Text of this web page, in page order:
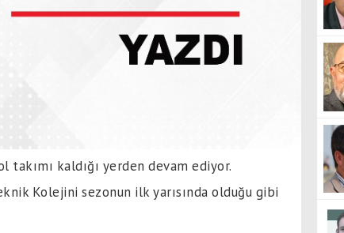
kaldığı yerden devam ediyor.
Kolejini sezonun ilk yarısında olduğu gibi